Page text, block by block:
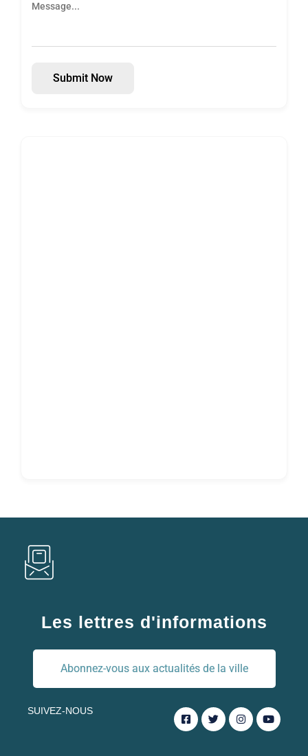
Submit Now
Les lettres d'informations
Abonnez-vous aux actualités de la ville
SUIVEZ-NOUS